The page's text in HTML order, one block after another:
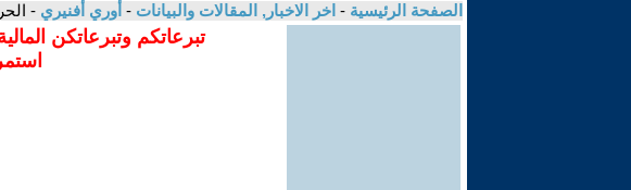
الصفحة الرئيسية - اخر الاخبار, المقالات والبيانات - أوري أفنيري -
تبرعاتكم وتبرعاتكن